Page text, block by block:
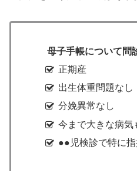
母子手帳について問
正期産
出生体重問題なし
分娩異常なし
今まで大きな病気
●●児検診で特に指